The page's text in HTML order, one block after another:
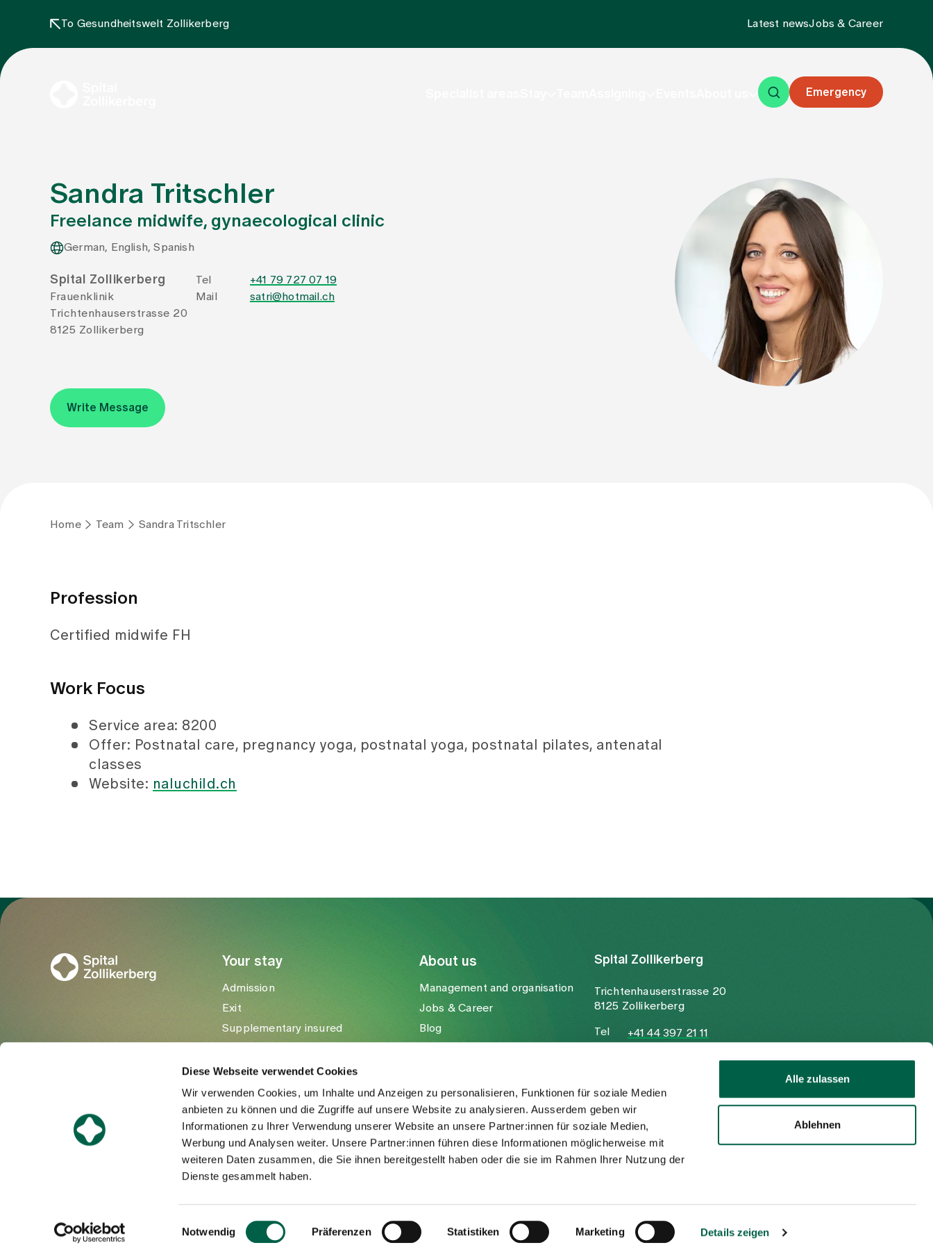
Diese Webseite verwendet Cookies
Wir verwenden Cookies, um Inhalte und Anzeigen zu personalisieren, Funktionen für soziale Medien
anbieten zu können und die Zugriffe auf unsere Website zu analysieren. Ausserdem geben wir
Informationen zu Ihrer Verwendung unserer Website an unsere Partner:innen für soziale Medien,
Werbung und Analysen weiter. Unsere Partner:innen führen diese Informationen möglicherweise mit
weiteren Daten zusammen, die Sie ihnen bereitgestellt haben oder die sie im Rahmen Ihrer Nutzung der
Dienste gesammelt haben.
Einwilligungsauswahl
Notwendig Präferenzen Statistiken Marketing Details zeigen
Alle zulassen
Ablehnen
To Gesundheitswelt Zollikerberg Latest newsJobs & Career
Emergency
Sandra Tritschler
Freelance midwife, gynaecological clinic
German, English, Spanish
Spital Zollikerberg
Frauenklinik
Trichtenhauserstrasse 20
8125 Zollikerberg
Tel
+41 79 727 07 19
Mail
satri@hotmail.ch
Write Message
Home Team Sandra Tritschler
Profession
Certified midwife FH
Work Focus
Service area: 8200
Offer: Postnatal care, pregnancy yoga, postnatal yoga, postnatal pilates, antenatal
classes
Website: naluchild.ch
Your stay
Admission
Exit
Supplementary insured
About us
Management and organisation
Jobs & Career
Blog
Spital Zollikerberg
Trichtenhauserstrasse 20
8125 Zollikerberg
Tel
+41 44 397 21 11
EN